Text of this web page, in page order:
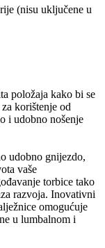
(nisu uključene u
položaja kako bi se
korištenje od
i udobno nošenje
udobno gnijezdo,
vaše
torbice tako
razvoja. Inovativni
omogućuje
u lumbalnom i